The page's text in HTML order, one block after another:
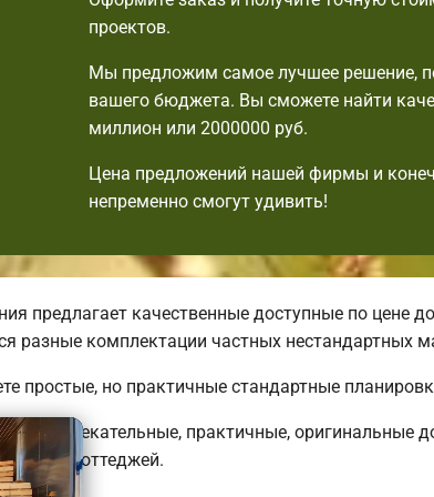
проектов.
Мы предложим самое лучшее решение,
вашего бюджета. Вы сможете найти
миллион или 2000000 руб.
Цена предложений нашей фирмы и
непременно смогут удивить!
предлагает качественные доступные по цене
разные комплектации частных нестандартных
простые, но практичные стандартные
привлекательные, практичные, оригинальные
коттеджей.